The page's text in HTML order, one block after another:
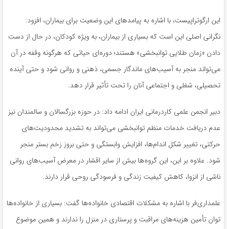
این ارگوتراپیست، با اشاره به پیامدهای این وضعیت برای بیماران، افزود:
نگرانی اصلی این است که بسیاری از بیماران، به‌ ویژه کودکان، در حال از دست
دادن «زمان طلایی توانبخشی» هستند؛ دوره‌ای حیاتی که هرگونه وقفه در آن
می‌تواند منجر به آسیب‌های ماندگار جسمی، ذهنی و روانی شود و حتی آینده
تحصیلی، شغلی و اجتماعی آنان را تحت تأثیر قرار دهد.
دبیر انجمن علمی کاردرمانی ایران ادامه داد: در حوزه بزرگسالان و سالمندان نیز
عدم دریافت خدمات منظم توانبخشی می‌تواند به تشدید محدودیت‌های
حرکتی، تغییر شکل اندام‌ها، افزایش وابستگی و حتی بروز زخم بستر منجر
شود. علاوه بر این، این گروه‌ها بیش از سایر اقشار در معرض آسیب‌های روانی
ناشی از انزوا، کاهش کیفیت زندگی و فرسودگی روحی قرار دارند.
علمداری‌فر با اشاره به مشکلات اقتصادی خانواده‌ها گفت: بسیاری از خانواده‌ها
توان تأمین هزینه‌های مراقبت و پرستاری در منزل را ندارند و همین موضوع